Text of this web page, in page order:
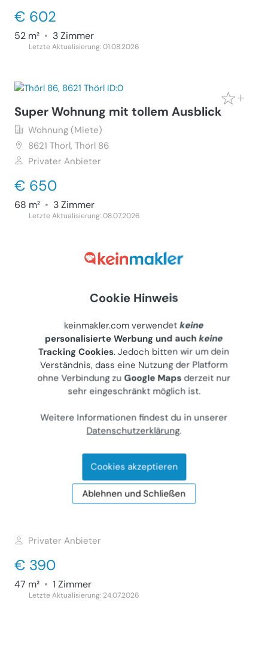
€ 602
52 m² • 3 Zimmer
Letzte Aktualisierung: 01.08.2026
Super Wohnung mit tollem Ausblick
Wohnung (Miete)
8621 Thörl, Thörl 86
Privater Anbieter
€ 650
68 m² • 3 Zimmer
Letzte Aktualisierung: 08.07.2026
Wohnung 51m² plus Balkon in Bad
Tatzmannsdorf, Bj 1974, 1. Stock
Wohnung (Miete)
7431 Bad Tatzmannsdorf, Jormannsdorfer Straße 38
Privater Anbieter
€ 425
Letzte Aktualisierung: 18.07.2026
Wohnung in Bad Tatzmannsdorf 47m² zu
Privater Anbieter
€ 390
47 m² • 1 Zimmer
Letzte Aktualisierung: 24.07.2026
Cookie Hinweis
keinmakler.com verwendetkeine
personalisierte Werbung und auchkeine
Tracking Cookies. Jedoch bitten wir um dein
Verständnis, dass eine Nutzung der Platform
ohne Verbindung zuGoogle Maps derzeit nur
sehr eingeschränkt möglich ist.
Weitere Informationen findest du in unserer
Datenschutzerklärung.
Cookies akzeptieren
Ablehnen und Schließen